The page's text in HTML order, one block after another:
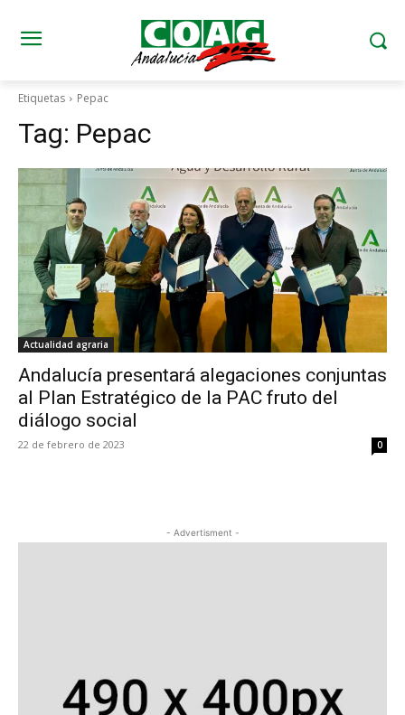
Etiquetas Pepac
Tag: Pepac
Actualidad agraria
Andalucía presentará alegaciones conjuntas
al Plan Estratégico de la PAC fruto del
diálogo social
22 de febrero de 2023 0
- Advertisment -